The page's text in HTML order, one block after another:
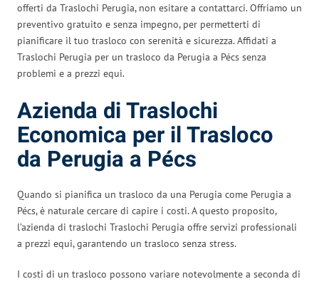
offerti da Traslochi Perugia, non esitare a contattarci. Offriamo un
preventivo gratuito e senza impegno, per permetterti di
pianificare il tuo trasloco con serenità e sicurezza. Affidati a
Traslochi Perugia per un trasloco da Perugia a Pécs senza
problemi e a prezzi equi.
Azienda di Traslochi
Economica per il Trasloco
da Perugia a Pécs
Quando si pianifica un trasloco da una Perugia come Perugia a
Pécs, è naturale cercare di capire i costi. A questo proposito,
l’azienda di traslochi Traslochi Perugia offre servizi professionali
a prezzi equi, garantendo un trasloco senza stress.
I costi di un trasloco possono variare notevolmente a seconda di